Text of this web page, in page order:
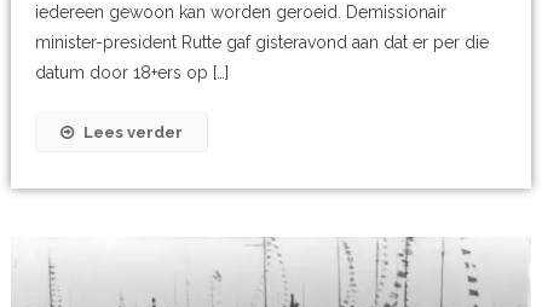
iedereen gewoon kan worden geroeid. Demissionair
minister-president Rutte gaf gisteravond aan dat er per die
datum door 18+ers op […]
Lees verder